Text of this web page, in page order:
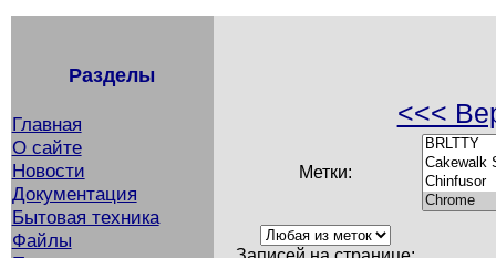
Разделы
Главная
О сайте
Новости
Документация
Бытовая техника
Файлы
<<<
Метки: